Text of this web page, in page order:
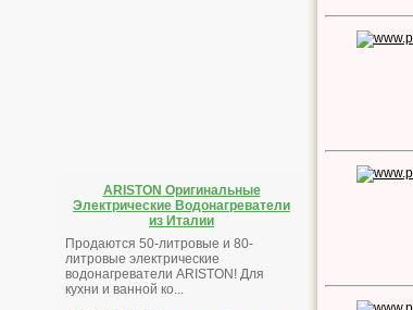
ARISTON Оригинальные
Электрические Водонагреватели
из Италии
Продаются 50-литровые и 80-
литровые электрические
водонагреватели ARISTON! Для
кухни и ванной ко...